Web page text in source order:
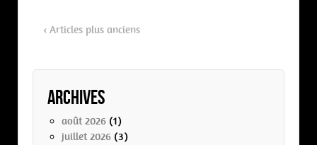
‹ Articles plus anciens
Archives
août 2026 (1)
juillet 2026 (3)